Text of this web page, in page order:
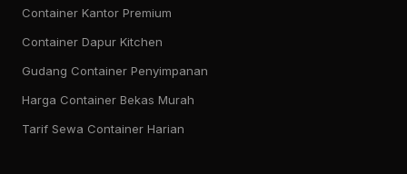
Container Kantor Premium
Container Dapur Kitchen
Gudang Container Penyimpanan
Harga Container Bekas Murah
Tarif Sewa Container Harian